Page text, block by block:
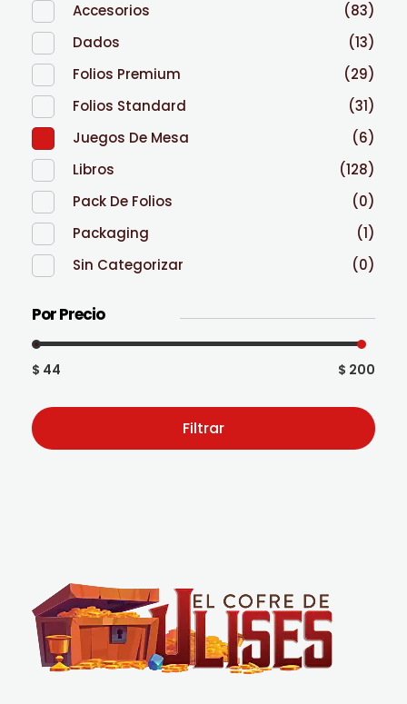
Accesorios
(83)
Dados
(13)
Folios Premium
(29)
Folios Standard
(31)
Juegos De Mesa
(6)
Libros
(128)
Pack De Folios
(0)
Packaging
(1)
Sin Categorizar
(0)
Por Precio
$ 44 $ 200
Filtrar